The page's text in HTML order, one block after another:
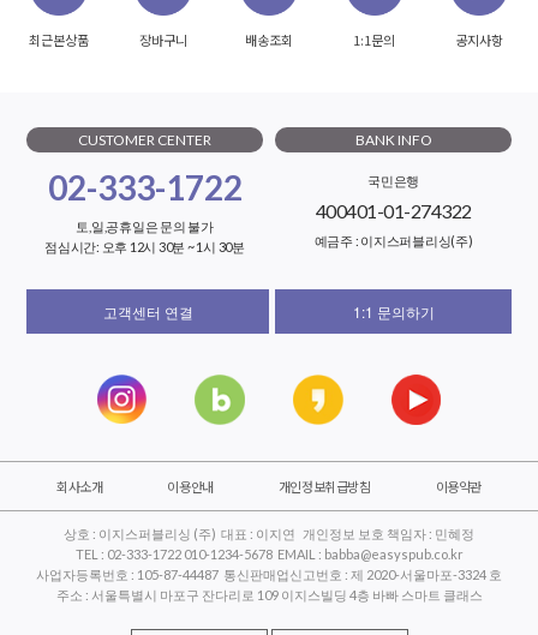
최근본상품 장바구니 배송조회 1:1문의 공지사항
CUSTOMER CENTER
02-333-1722
토,일,공휴일은 문의 불가
점심시간: 오후 12시 30분 ~ 1시 30분
BANK INFO
국민은행
400401-01-274322
예금주 : 이지스퍼블리싱(주)
고객센터 연결 1:1 문의하기
회사소개 이용안내 개인정보취급방침 이용약관
상호 : 이지스퍼블리싱 (주) 대표 : 이지연 개인정보 보호 책임자 : 민혜정
TEL : 02-333-1722 010-1234-5678 EMAIL : babba@easyspub.co.kr
사업자등록번호 : 105-87-44487 통신판매업신고번호 : 제 2020-서울마포-3324 호
주소 : 서울특별시 마포구 잔다리로 109 이지스빌딩 4층 바빠 스마트 클래스